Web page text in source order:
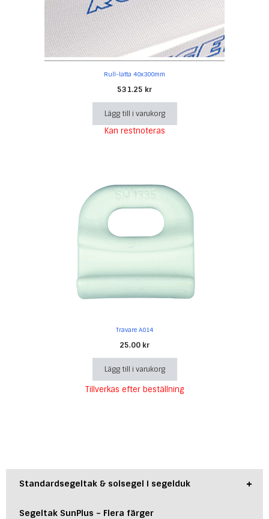
Rull-latta 40x300mm
531.25 kr
Lägg till i varukorg
Kan restnoteras
Travare A014
25.00 kr
Lägg till i varukorg
Tillverkas efter beställning
+
Standardsegeltak & solsegel i segelduk
Segeltak SunPlus – Flera färger